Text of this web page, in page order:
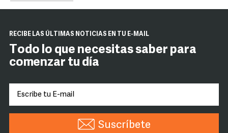
RECIBE LAS ÚLTIMAS NOTICIAS EN TU E-MAIL
Todo lo que necesitas saber para
comenzar tu día
Suscríbete